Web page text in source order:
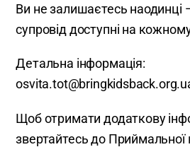
Ви не залишаєтесь наодинці
супровід доступні на
Детальна інформація:
Щоб отримати додаткову
звертайтесь до Приймальної